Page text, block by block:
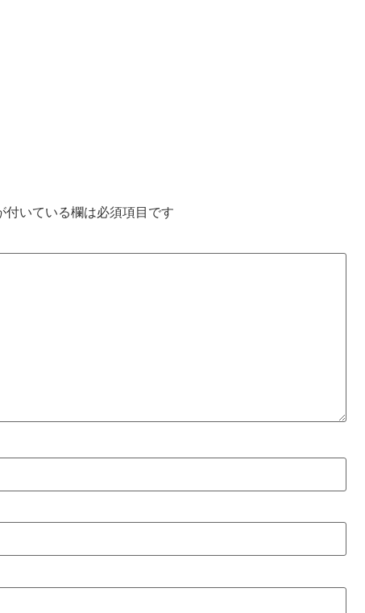
付いている欄は必須項目です